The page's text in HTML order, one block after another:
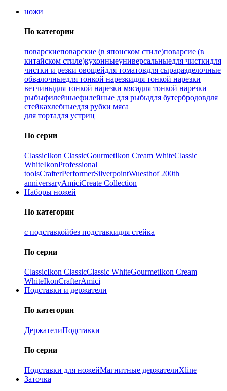
ножи
По категории
поварскиеповарские (в японском стиле)поварсие (в
китайском стиле)кухонныеуниверсальныедля чисткидля
чистки и резки овощейдля томатовдля сыраразделочные
обвалочныедля тонкой нарезкидля тонкой нарезки
ветчиныдля тонкой нарезки мясадля тонкой нарезки
рыбыфилейныефилейные для рыбыдля бутербродовдля
стейкахлебныедля рубки мяса
для тортадля устриц
По серии
ClassicIkon ClassiсGourmetIkon Cream WhiteClassic
WhiteIkonProfessional
toolsCrafterPerformerSilverpointWuesthof 200th
anniversaryAmiciCreate Collection
Наборы ножей
По категории
с подставкойбез подставкидля стейка
По серии
ClassicIkon ClassiсClassic WhiteGourmetIkon Cream
WhiteIkonCrafterAmici
Подставки и держатели
По категории
ДержателиПодставки
По серии
Подставки для ножейМагнитные держателиXline
Заточка